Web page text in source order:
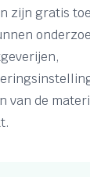
zijn gratis
van de